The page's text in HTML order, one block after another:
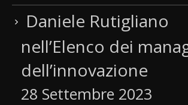
Daniele Rutigliano
nell’Elenco dei
dell’innovazione
28 Settembre 2023